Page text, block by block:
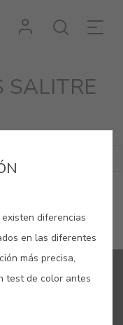
SALITRE
DE CIN
diferencias
en las diferentes
más precisa,
test de color antes